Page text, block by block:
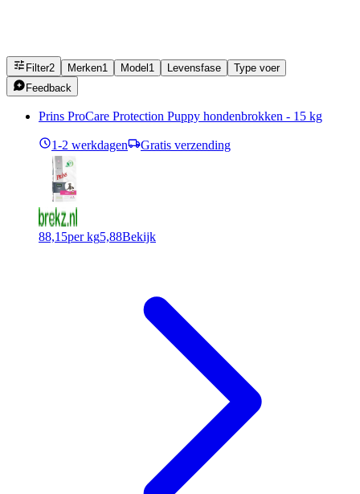
Filter2 Merken1 Model 1 Levensfase
Type voer
Feedback
Prins ProCare Protection Puppy hondenbrokken - 15 kg
1-2 werkdagen Gratis verzending
88,15per kg5,88Bekijk